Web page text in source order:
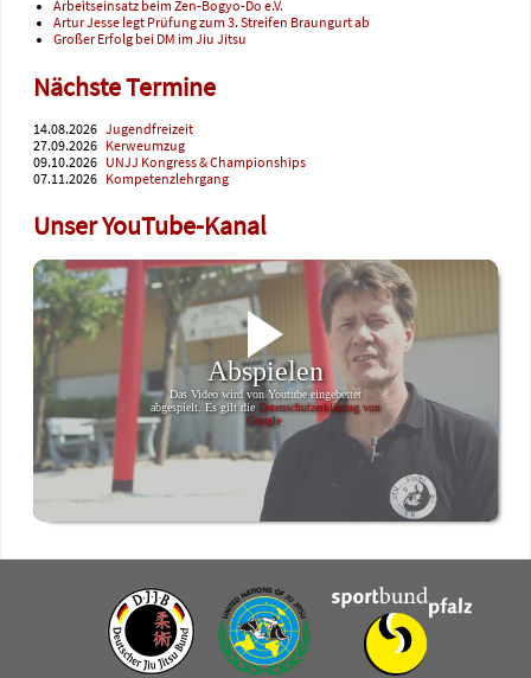
Arbeitseinsatz beim Zen-Bogyo-Do e.V.
Artur Jesse legt Prüfung zum 3. Streifen Braungurt ab
Großer Erfolg bei DM im Jiu Jitsu
Nächste Termine
14.08.2026 Jugendfreizeit
27.09.2026 Kerweumzug
09.10.2026 UNJJ Kongress & Championships
07.11.2026 Kompetenzlehrgang
Unser YouTube-Kanal